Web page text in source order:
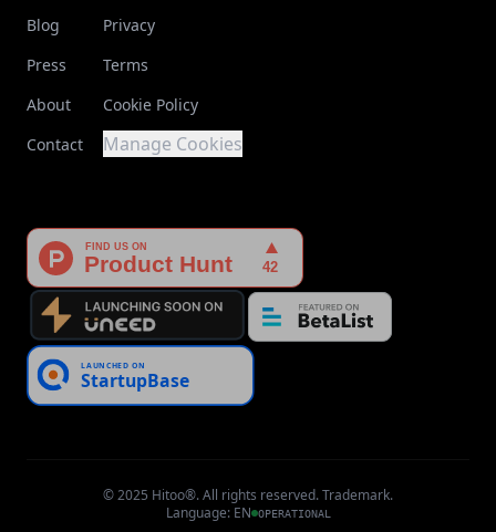
Blog
Press
About
Contact
Privacy
Terms
Cookie Policy
Manage Cookies
© 2025 Hitoo®. All rights reserved. Trademark.
Language: EN OPERATIONAL